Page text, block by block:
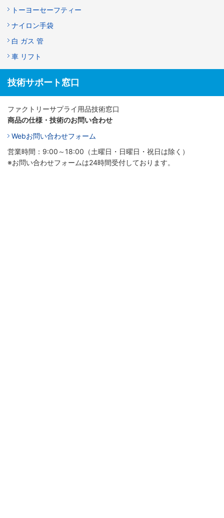
トーヨーセーフティー
ナイロン手袋
白 ガス 管
車 リフト
技術サポート窓口
ファクトリーサプライ用品技術窓口
商品の仕様・技術のお問い合わせ
Webお問い合わせフォーム
営業時間：9:00～18:00（土曜日・日曜日・祝日は除く）
※お問い合わせフォームは24時間受付しております。